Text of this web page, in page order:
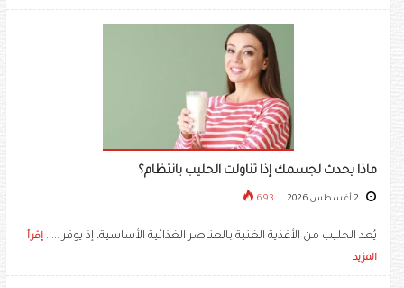
ماذا يحدث لجسمك إذا تناولت الحليب بانتظام؟
693
يُعد الحليب من الأغذية الغنية بالعناصر الغذائية الأساسية، إذ يوفر ..... إقرأ
المزيد